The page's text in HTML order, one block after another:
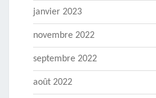
janvier 2023
novembre 2022
septembre 2022
août 2022